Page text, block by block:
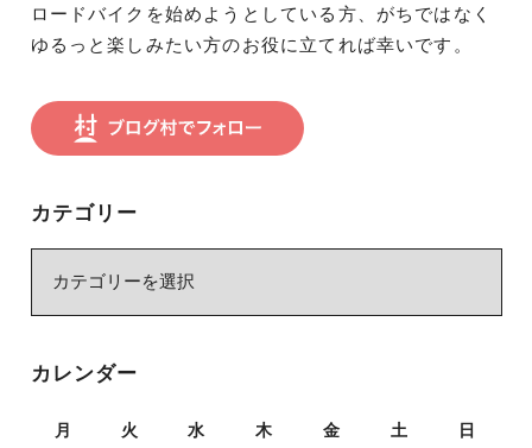
ロードバイクを始めようとしている方、がちではなく
ゆるっと楽しみたい方のお役に立てれば幸いです。
カテゴリー
ー
カレンダー
月 火 水 木 金 土 日